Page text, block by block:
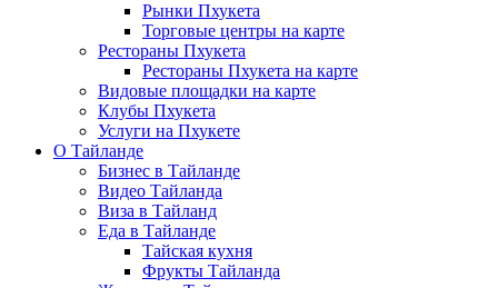
Рынки Пхукета
Торговые центры на карте
Рестораны Пхукета
Рестораны Пхукета на карте
Видовые площадки на карте
Клубы Пхукета
Услуги на Пхукете
О Тайланде
Бизнес в Тайланде
Видео Тайланда
Виза в Тайланд
Еда в Тайланде
Тайская кухня
Фрукты Тайланда